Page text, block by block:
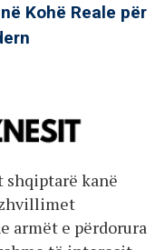
Kohë Reale për
shqiptarë kanë
armët e përdorura